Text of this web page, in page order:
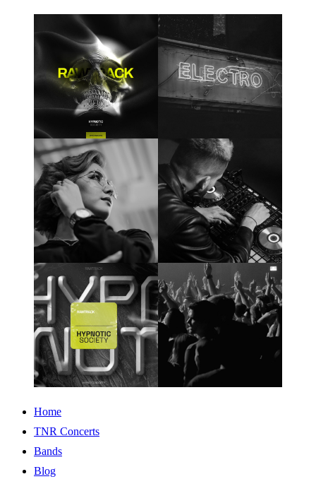
Home
TNR Concerts
Bands
Blog